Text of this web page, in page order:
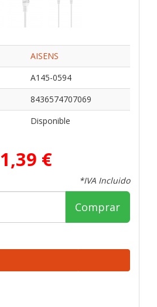
AISENS
A145-0594
8436574707069
Disponible
1,39 €
*IVA Incluido
Comprar